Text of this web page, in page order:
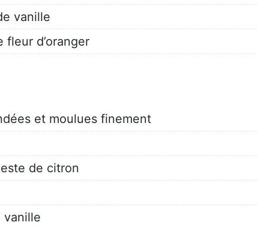
vanille
fleur d’oranger
et moulues finement
de citron
vanille